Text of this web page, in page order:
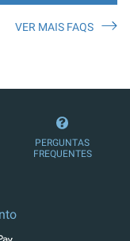
VER MAIS FAQS
PERGUNTAS
FREQUENTES